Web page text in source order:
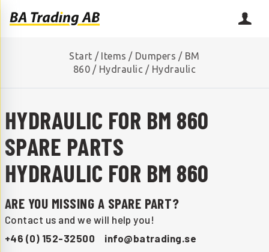
Start / Items / Dumpers / BM
860 / Hydraulic / Hydraulic
HYDRAULIC FOR BM 860
SPARE PARTS
HYDRAULIC FOR BM 860
ARE YOU MISSING A SPARE PART?
Contact us and we will help you!
+46 (0) 152-32500
info@batrading.se